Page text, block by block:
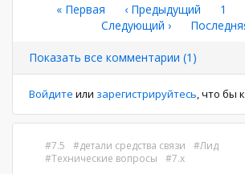
Нумерация
страниц
Первая
страница
« Первая ←
‹ Предыдущий 1
Следующая
Следующий ›
Показать все комментарии (1)
Войдите или зарегистрируйтесь, что бы
7.5 детали средства связи
Лид
Технические вопросы
7.x